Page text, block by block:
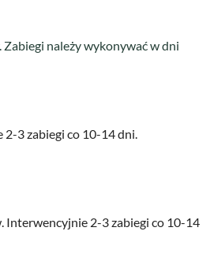
należy wykonywać w dni
2-3 zabiegi co 10-14 dni.
Interwencyjnie 2-3 zabiegi co 10-14